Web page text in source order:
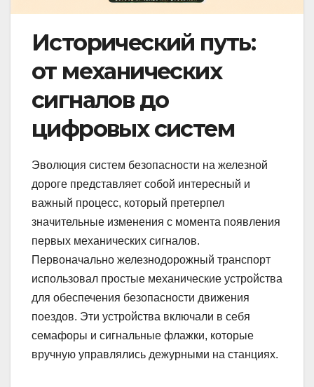
Исторический путь:
от механических
сигналов до
цифровых систем
Эволюция систем безопасности на железной
дороге представляет собой интересный и
важный процесс, который претерпел
значительные изменения с момента появления
первых механических сигналов.
Первоначально железнодорожный транспорт
использовал простые механические устройства
для обеспечения безопасности движения
поездов. Эти устройства включали в себя
семафоры и сигнальные флажки, которые
вручную управлялись дежурными на станциях.